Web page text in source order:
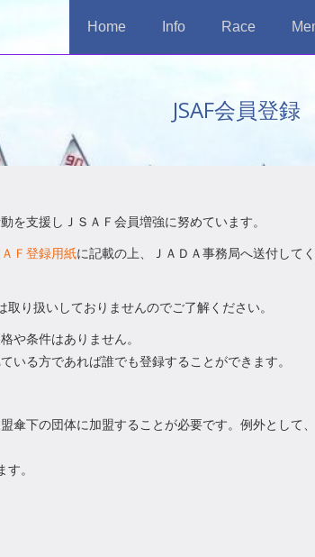
Home Info Race
JSAF会員登録
を支援しＪＳＡＦ会員増強に努めています。
ＡＦ登録用紙に記載の上、ＪＡＤＡ事務局へ送付して
り扱いしておりませんのでご了解ください。
や条件はありません。
いる方であれば誰でも登録することができます。
傘下の団体に加盟することが必要です。例外とし
。